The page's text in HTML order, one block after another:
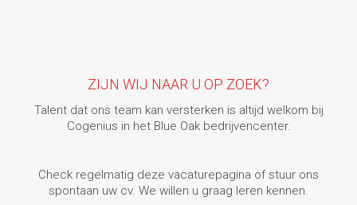
ZIJN WIJ NAAR U OP ZOEK?
Talent dat ons team kan versterken is altijd welkom bij
Cogenius in het Blue Oak bedrijvencenter.
Check regelmatig deze vacaturepagina of stuur ons
spontaan uw cv. We willen u graag leren kennen.